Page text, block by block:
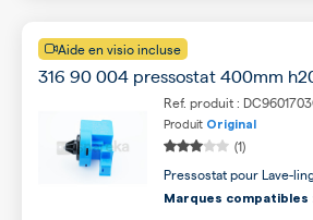
Aide en visio incluse
316 90 004 pressostat 400mm
Ref. produit :
Produit Original
(1)
Pressostat pour Lave-
Marques compatibles